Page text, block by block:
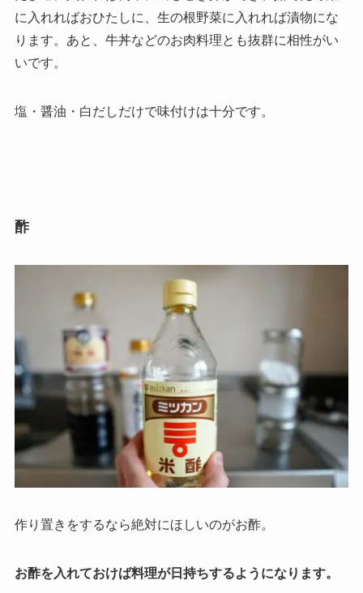
に入れればおひたしに、生の根野菜に入れれば漬物にな
ります。あと、牛丼などのお肉料理とも抜群に相性がい
いです。
塩・醤油・白だしだけで味付けは十分です。
酢
作り置きをするなら絶対にほしいのがお酢。
お酢を入れておけば料理が日持ちするようになります。